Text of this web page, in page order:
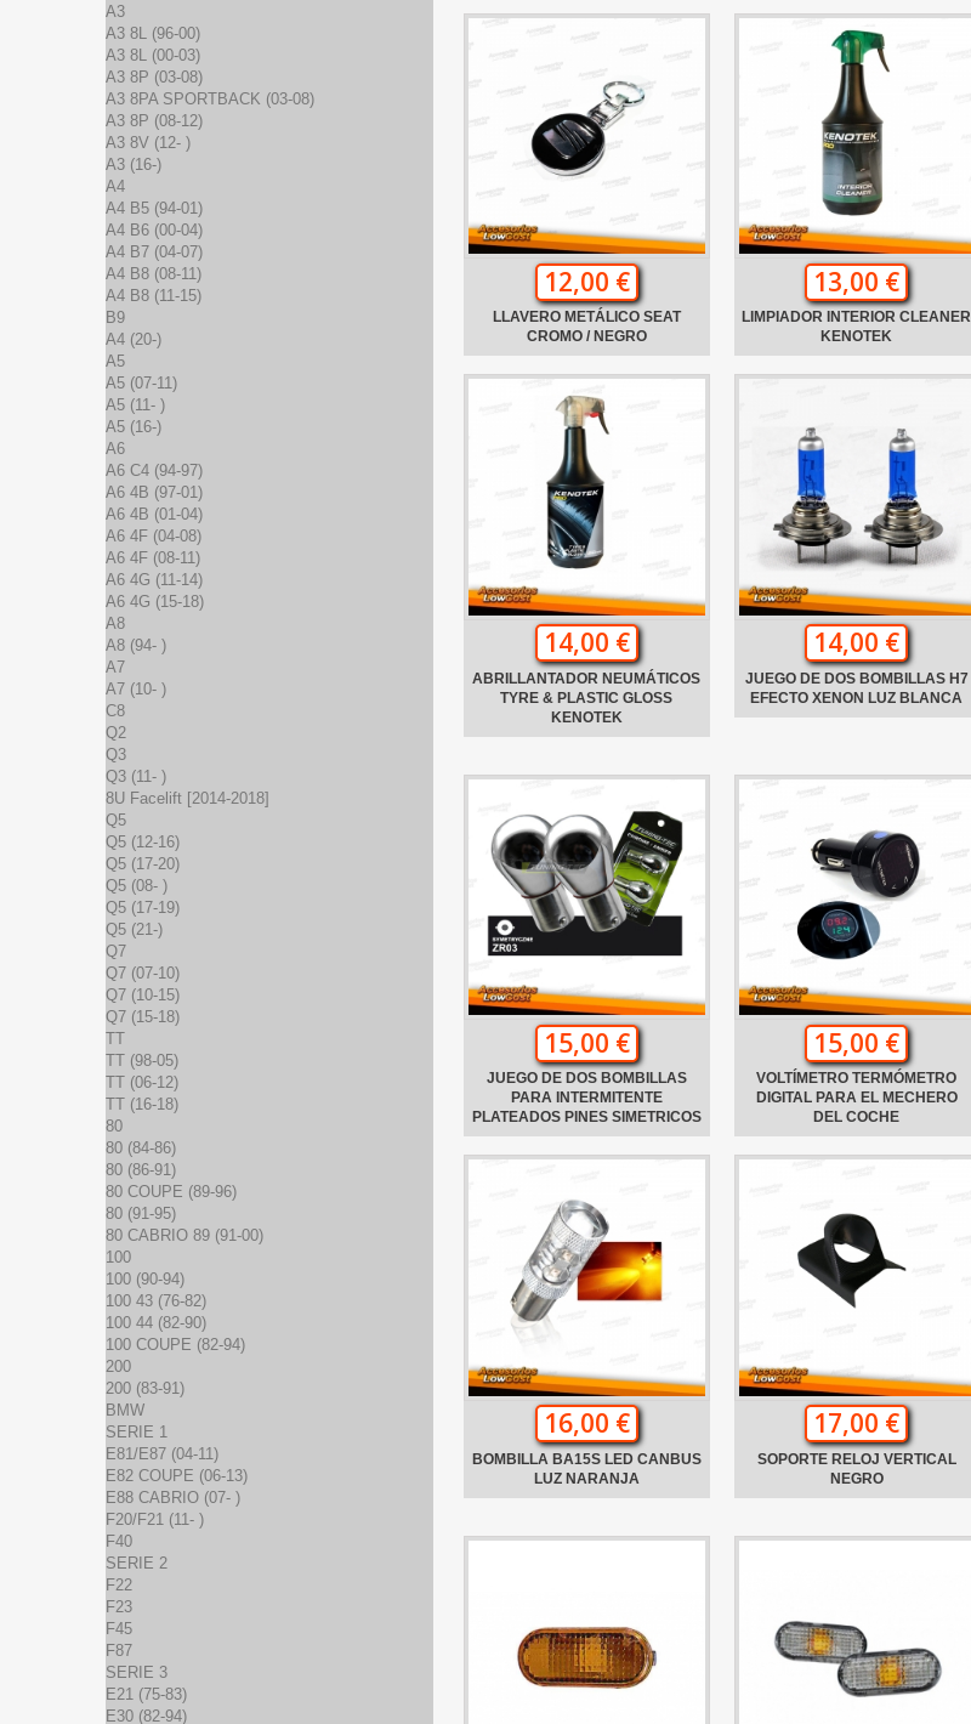
A3
A3 8L (96-00)
A3 8L (00-03)
A3 8P (03-08)
A3 8PA SPORTBACK (03-08)
A3 8P (08-12)
A3 8V (12- )
A3 (16-)
A4
A4 B5 (94-01)
A4 B6 (00-04)
A4 B7 (04-07)
A4 B8 (08-11)
A4 B8 (11-15)
B9
A4 (20-)
A5
A5 (07-11)
A5 (11- )
A5 (16-)
A6
A6 C4 (94-97)
A6 4B (97-01)
A6 4B (01-04)
A6 4F (04-08)
A6 4F (08-11)
A6 4G (11-14)
A6 4G (15-18)
A8
A8 (94- )
A7
A7 (10- )
C8
Q2
Q3
Q3 (11- )
8U Facelift [2014-2018]
Q5
Q5 (12-16)
Q5 (17-20)
Q5 (08- )
Q5 (17-19)
Q5 (21-)
Q7
Q7 (07-10)
Q7 (10-15)
Q7 (15-18)
TT
TT (98-05)
TT (06-12)
TT (16-18)
80
80 (84-86)
80 (86-91)
80 COUPE (89-96)
80 (91-95)
80 CABRIO 89 (91-00)
100
100 (90-94)
100 43 (76-82)
100 44 (82-90)
100 COUPE (82-94)
200
200 (83-91)
BMW
SERIE 1
E81/E87 (04-11)
E82 COUPE (06-13)
E88 CABRIO (07- )
F20/F21 (11- )
F40
SERIE 2
F22
F23
F45
F87
SERIE 3
E21 (75-83)
E30 (82-94)
12,00 €
LLAVERO METÁLICO SEAT
CROMO / NEGRO
13,00 €
LIMPIADOR INTERIOR CLEANER
KENOTEK
14,00 €
ABRILLANTADOR NEUMÁTICOS
TYRE & PLASTIC GLOSS
KENOTEK
14,00 €
JUEGO DE DOS BOMBILLAS H7
EFECTO XENON LUZ BLANCA
15,00 €
JUEGO DE DOS BOMBILLAS
PARA INTERMITENTE
PLATEADOS PINES SIMETRICOS
15,00 €
VOLTÍMETRO TERMÓMETRO
DIGITAL PARA EL MECHERO
DEL COCHE
16,00 €
BOMBILLA BA15S LED CANBUS
LUZ NARANJA
17,00 €
SOPORTE RELOJ VERTICAL
NEGRO